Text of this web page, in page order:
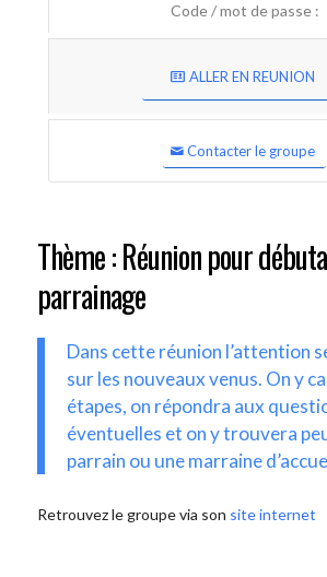
Code / mot de passe :
ALLER EN REUNION
Contacter le groupe
Thème : Réunion pour
parrainage
Dans cette réunion l’attention
sur les nouveaux venus. On y
étapes, on répondra aux
éventuelles et on y trouvera
parrain ou une marraine
Retrouvez le groupe via son site internet